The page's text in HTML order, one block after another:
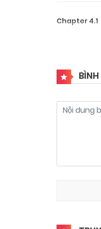
Chapter 4.1